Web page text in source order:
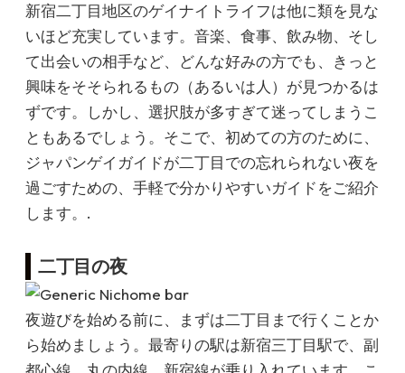
新宿二丁目地区のゲイナイトライフは他に類を見な
いほど充実しています。音楽、食事、飲み物、そし
て出会いの相手など、どんな好みの方でも、きっと
興味をそそられるもの（あるいは人）が見つかるは
ずです。しかし、選択肢が多すぎて迷ってしまうこ
ともあるでしょう。そこで、初めての方のために、
ジャパンゲイガイドが二丁目での忘れられない夜を
過ごすための、手軽で分かりやすいガイドをご紹介
します。.
二丁目の夜
夜遊びを始める前に、まずは二丁目まで行くことか
ら始めましょう。最寄りの駅は新宿三丁目駅で、副